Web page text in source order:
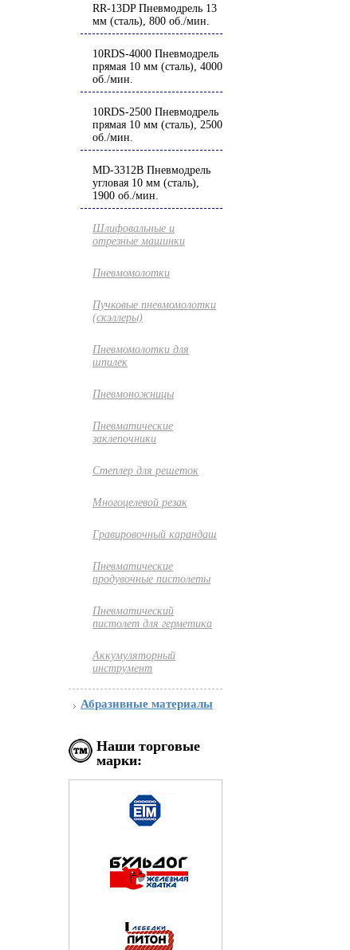
RR-13DP Пневмодрель 13
мм (сталь), 800 об./мин.
10RDS-4000 Пневмодрель
прямая 10 мм (сталь), 4000
об./мин.
10RDS-2500 Пневмодрель
прямая 10 мм (сталь), 2500
об./мин.
MD-3312B Пневмодрель
угловая 10 мм (сталь),
1900 об./мин.
Шлифовальные и
отрезные машинки
Пневмомолотки
Пучковые пневмомолотки
(скэллеры)
Пневмомолотки для
шпилек
Пневмоножницы
Пневматические
заклепочники
Степлер для решеток
Многоцелевой резак
Гравировочный карандаш
Пневматические
продувочные пистолеты
Пневматический
пистолет для герметика
Аккумуляторный
инструмент
Абразивные материалы
Наши торговые
марки: